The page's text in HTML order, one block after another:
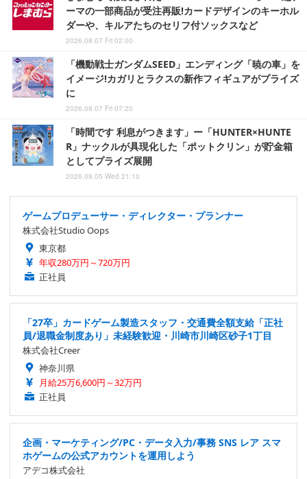
ーマの一部商品が受注再販!カードデザインのキーホル
ダーや、キルアたちのセリフ付ソックスなど
2026.08.07 Fri 02:00
「機動戦士ガンダムSEED」エンディング「暁の車」を
イメージ!カガリとラクスの新作フィギュアがプライズ
に
2026.08.07 Fri 07:20
「時間です 利息がつきます」ー「HUNTER×HUNTE
R」ナックルが具現化した「ポットクリン」が貯金箱
としてプライズ展開
2026.08.05 Wed 21:10
ゲームプロデューサー・ディレクター・プランナー
株式会社Studio Oops
東京都
年収280万円～720万円
正社員
「27卒」カードゲーム製造スタッフ・交通費全額支給「正社
員/退職金制度あり」未経験歓迎・川崎市川崎区砂子1丁目
株式会社Creer
神奈川県
月給25万6,600円～32万円
正社員
企画・マーケティング/PC・データ入力/事務 SNS レア スマ
ホゲームの公式アカウントを運用しよう
アデコ株式会社